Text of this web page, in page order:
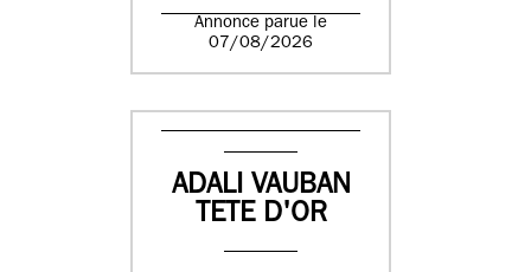
Annonce parue le
07/08/2026
ADALI VAUBAN
TETE D'OR